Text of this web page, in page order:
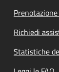
Richiedi
Statistiche